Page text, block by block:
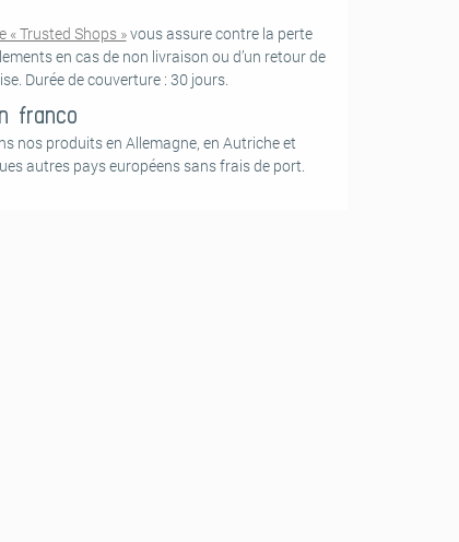
« Trusted Shops »vous assure contre la perte
en cas de non livraison ou d’un retour de
Durée de couverture : 30 jours.
franco
nos produits en Allemagne, en Autriche et
autres pays européens sans frais de port.